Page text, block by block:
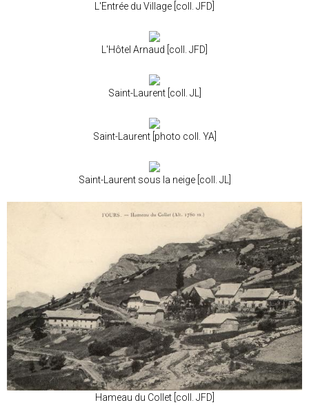
L'Entrée du Village [coll. JFD]
L'Hôtel Arnaud [coll. JFD]
Saint-Laurent [coll. JL]
Saint-Laurent [photo coll. YA]
Saint-Laurent sous la neige [coll. JL]
Hameau du Collet [coll. JFD]